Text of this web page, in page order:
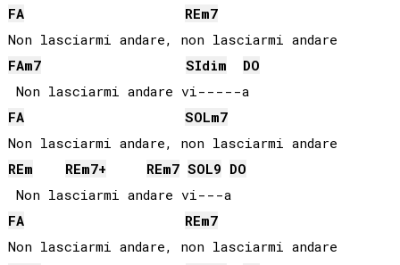
FA REm7
FAm7 SIdim
DO
Non lasciarmi andare vi-----a
FA
SOLm7
REm REm7+ REm7 SOL9 DO
Non lasciarmi andare vi---a
FA
REm7